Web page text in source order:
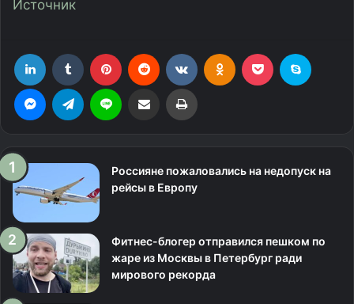
Источник
Россияне пожаловались на недопуск на
рейсы в Европу
Фитнес-блогер отправился пешком по
жаре из Москвы в Петербург ради
мирового рекорда